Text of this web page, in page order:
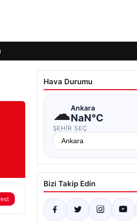
Hava Durumu
☁Ankara
NaN°C
ŞEHIR SEÇ
Bizi Takip Edin